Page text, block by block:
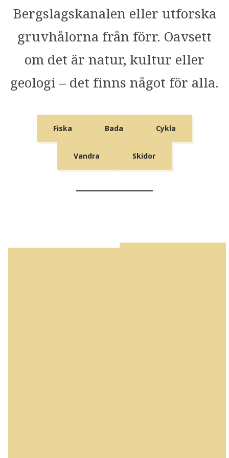
Bergslagskanalen eller utforska
gruvhålorna från förr. Oavsett
om det är natur, kultur eller
geologi – det finns något för alla.
Fiska Bada Cykla
Vandra Skidor